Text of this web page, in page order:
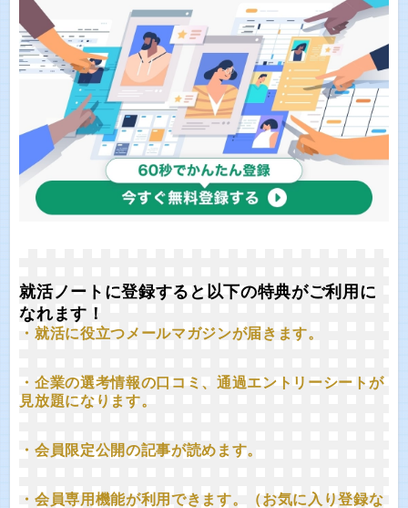
就活ノートに登録すると以下の特典がご利用に
なれます！
・就活に役立つメールマガジンが届きます。
・企業の選考情報の口コミ、通過エントリーシートが
見放題になります。
・会員限定公開の記事が読めます。
・会員専用機能が利用できます。（お気に入り登録な